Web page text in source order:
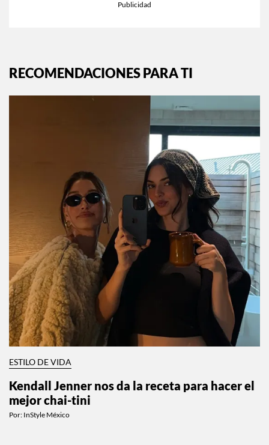
RECOMENDACIONES PARA TI
ESTILO DE VIDA
Kendall Jenner nos da la receta para hacer el
mejor chai-tini
Por: InStyle México